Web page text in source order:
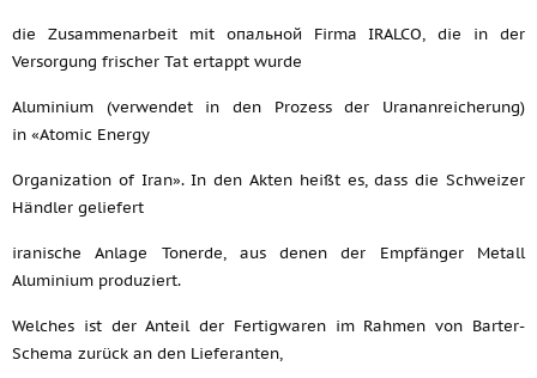
die Zusammenarbeit mit опальной Firma IRALCO, die in der
Versorgung frischer Tat ertappt wurde
Aluminium (verwendet in den Prozess der Urananreicherung)
in «Atomic Energy
Organization of Iran». In den Akten heißt es, dass die Schweizer
Händler geliefert
iranische Anlage Tonerde, aus denen der Empfänger Metall
Aluminium produziert.
Welches ist der Anteil der Fertigwaren im Rahmen von Barter-
Schema zurück an den Lieferanten,